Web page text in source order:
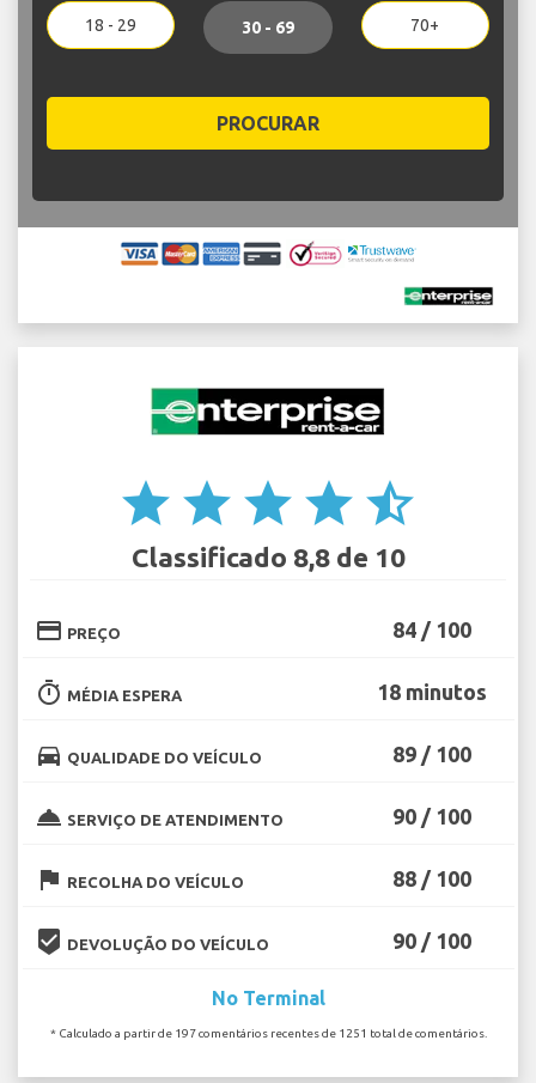
18 - 29 30 - 69 70+
PROCURAR
star star star star star_half
Classificado 8,8 de 10
credit_card PREÇO 84 / 100
timer MÉDIA ESPERA 18 minutos
directions_car QUALIDADE DO VEÍCULO 89 / 100
room_service SERVIÇO DE ATENDIMENTO 90 / 100
flag RECOLHA DO VEÍCULO 88 / 100
beenhere DEVOLUÇÃO DO VEÍCULO 90 / 100
No Terminal
* Calculado a partir de 197 comentários recentes de 1251 total de comentários.